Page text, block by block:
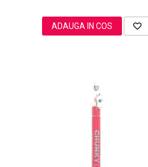
ADAUGA IN COS